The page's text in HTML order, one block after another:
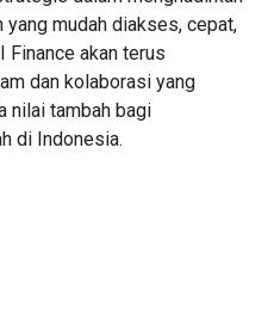
mudah diakses, cepat,
Finance akan terus
dan kolaborasi yang
nilai tambah bagi
di Indonesia.